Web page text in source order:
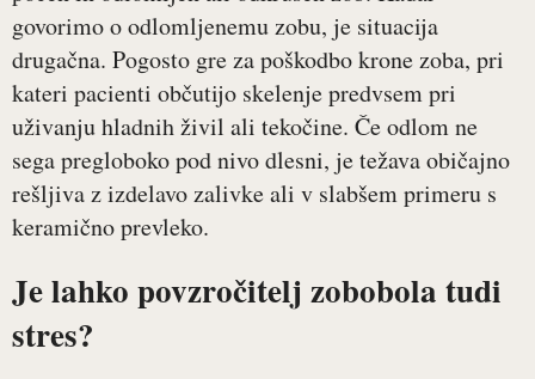
govorimo o odlomljenemu zobu, je situacija
drugačna. Pogosto gre za poškodbo krone zoba, pri
kateri pacienti občutijo skelenje predvsem pri
uživanju hladnih živil ali tekočine. Če odlom ne
sega pregloboko pod nivo dlesni, je težava običajno
rešljiva z izdelavo zalivke ali v slabšem primeru s
keramično prevleko.
Je lahko povzročitelj zobobola tudi
stres?